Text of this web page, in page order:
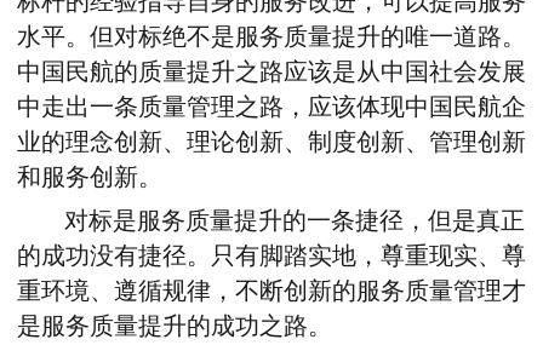
水平。但对标绝不是服务质量提升的唯一道路。
中国民航的质量提升之路应该是从中国社会发展
中走出一条质量管理之路，应该体现中国民航企
业的理念创新、理论创新、制度创新、管理创新
和服务创新。
对标是服务质量提升的一条捷径，但是真正
的成功没有捷径。只有脚踏实地，尊重现实、尊
重环境、遵循规律，不断创新的服务质量管理才
是服务质量提升的成功之路。